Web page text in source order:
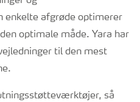
enkelte afgrøde optimerer
optimale måde. Yara har
til den mest
så